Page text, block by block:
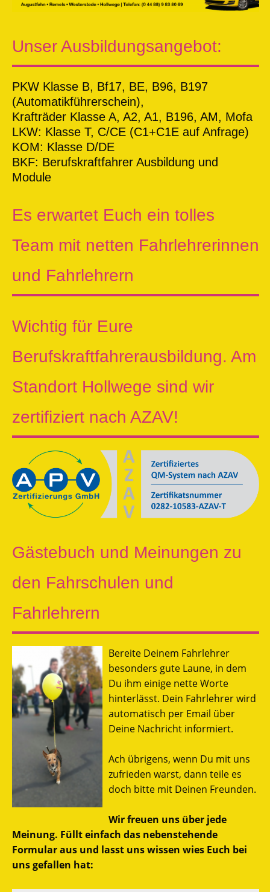
Unser Ausbildungsangebot:
PKW Klasse B, Bf17, BE, B96, B197
(Automatikführerschein),
Krafträder Klasse A, A2, A1, B196, AM, Mofa
LKW: Klasse T, C/CE (C1+C1E auf Anfrage)
KOM: Klasse D/DE
BKF: Berufskraftfahrer Ausbildung und
Module
Es erwartet Euch ein tolles
Team mit netten Fahrlehrerinnen
und Fahrlehrern
Wichtig für Eure
Berufskraftfahrerausbildung. Am
Standort Hollwege sind wir
zertifiziert nach AZAV!
Gästebuch und Meinungen zu
den Fahrschulen und
Fahrlehrern
Bereite Deinem Fahrlehrer
besonders gute Laune, in dem
Du ihm einige nette Worte
hinterlässt. Dein Fahrlehrer wird
automatisch per Email über
Deine Nachricht informiert.
Ach übrigens, wenn Du mit uns
zufrieden warst, dann teile es
doch bitte mit Deinen Freunden.
Wir freuen uns über jede
Meinung. Füllt einfach das nebenstehende
Formular aus und lasst uns wissen wies Euch bei
uns gefallen hat: